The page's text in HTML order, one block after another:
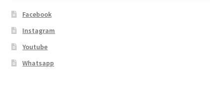
Facebook
Instagram
Youtube
Whatsapp